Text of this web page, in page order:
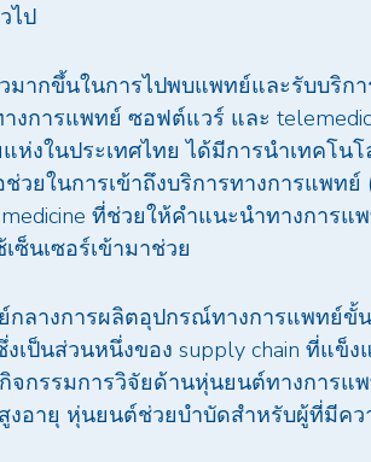
ไป
มากขึ้นในการไปพบแพทย์และรับบริก
งการแพทย์ ซอฟต์แวร์ และ
งในประเทศไทย ได้มีการนำเทคโน
วยในการเข้าถึงบริการทางการแพทย์
ที่ช่วยให้คำแนะนำทางการแ
ซ็นเซอร์เข้ามาช่วย
กลางการผลิตอุปกรณ์ทางการแพทย์ขั้
ป็นส่วนหนึ่งของ supply chain ที่แข็ง
กรรมการวิจัยด้านหุ่นยนต์ทางการแ
อายุ หุ่นยนต์ช่วยบำบัดสำหรับผู้ที่มีคว